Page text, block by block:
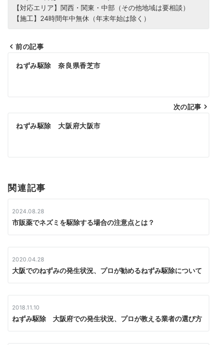
【対応エリア】関西・関東・中部（その他地域は要相談）
【施工】24時間年中無休（年末年始は除く）
投
ナ
ビ
ゲ
ョ
ン
前の記事
ねずみ駆除 奈良県香芝市
次の記事
ねずみ駆除 大阪府大阪市
関連記事
2024.08.28
市販薬でネズミを駆除する場合の注意点とは？
2020.04.28
大阪でのねずみの発生状況、プロが勧めるねずみ駆除について
2018.11.10
ねずみ駆除 大阪府での発生状況、プロが教える業者の選び方